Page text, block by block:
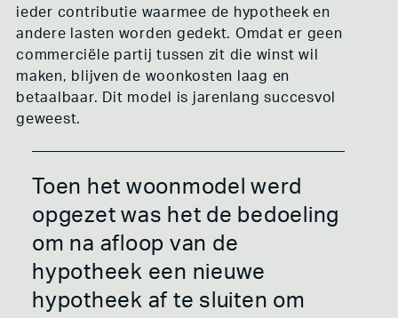
ieder contributie waarmee de hypotheek en
andere lasten worden gedekt. Omdat er geen
commerciële partij tussen zit die winst wil
maken, blijven de woonkosten laag en
betaalbaar. Dit model is jarenlang succesvol
geweest.
Toen het woonmodel werd
opgezet was het de bedoeling
om na afloop van de
hypotheek een nieuwe
hypotheek af te sluiten om